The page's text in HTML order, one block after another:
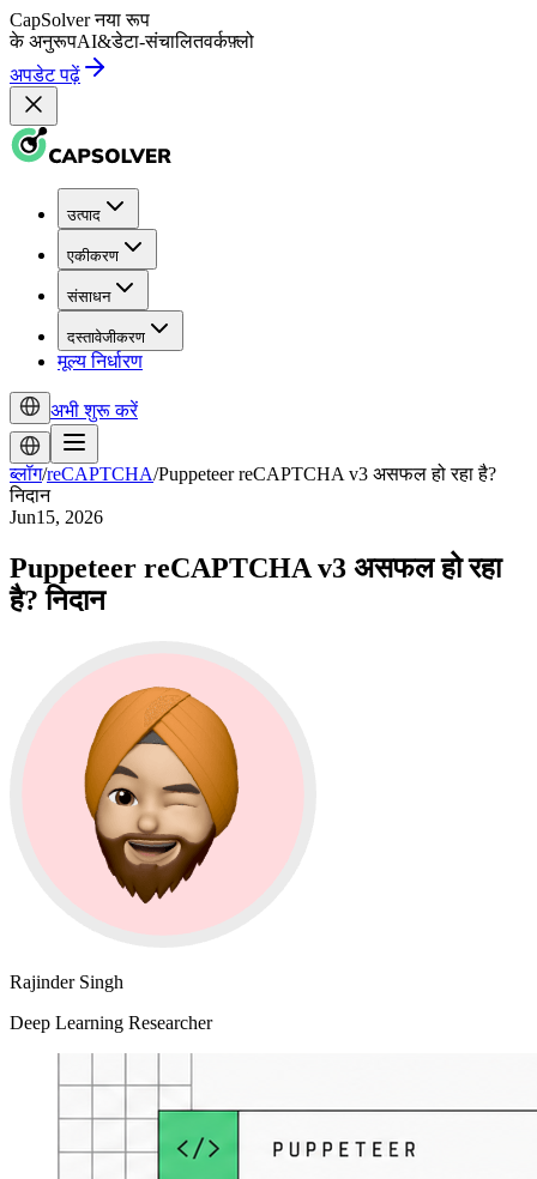
CapSolver नया रूप
के अनुरूपAI&डेटा-संचालितवर्कफ़्लो
अपडेट पढ़ें
उत्पाद
एकीकरण
संसाधन
दस्तावेजीकरण
मूल्य निर्धारण
अभी शुरू करें
ब्लॉग/reCAPTCHA/Puppeteer reCAPTCHA v3 असफल हो रहा है?
निदान
Jun15, 2026
Puppeteer reCAPTCHA v3 असफल हो रहा
है? निदान
Rajinder Singh
Deep Learning Researcher